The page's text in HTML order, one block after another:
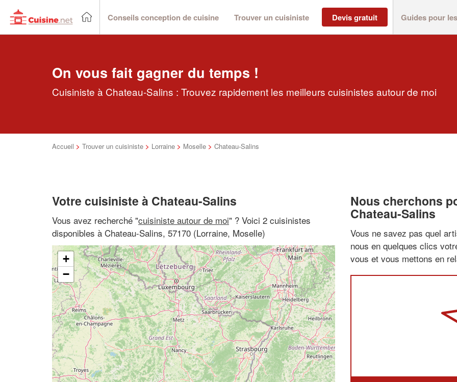
Conseils conception de cuisine Trouver un cuisiniste Devis gratuit Guides pour
On vous fait gagner du temps !
Cuisiniste à Chateau-Salins : Trouvez rapidement les meilleurs cuisinistes autour de moi
Accueil > Trouver un cuisiniste > Lorraine > Moselle > Chateau-Salins
Votre cuisiniste à Chateau-Salins
Vous avez recherché "cuisiniste autour de moi" ? Voici 2 cuisinistes
disponibles à Chateau-Salins, 57170 (Lorraine, Moselle)
+
−
Nous cherchons
Chateau-Salins
Vous ne savez pas quel
nous en quelques clics
vous et vous mettons en